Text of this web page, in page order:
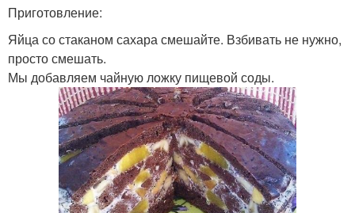
Приготовление:
Яйца со стаканом сахара смешайте. Взбивать не нужно,
просто смешать.
Мы добавляем чайную ложку пищевой соды.